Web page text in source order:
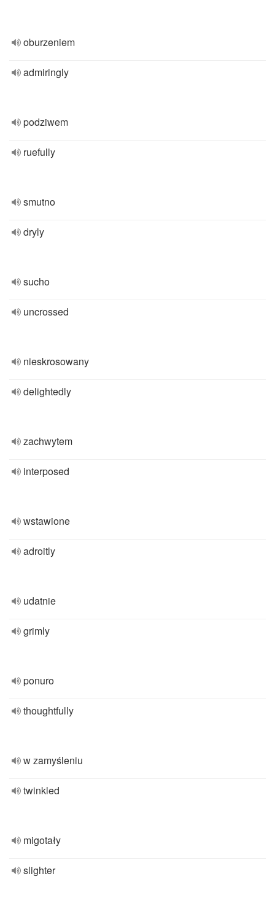
oburzeniem
admiringly
podziwem
ruefully
smutno
dryly
sucho
uncrossed
nieskrosowany
delightedly
zachwytem
interposed
wstawione
adroitly
udatnie
grimly
ponuro
thoughtfully
w zamyśleniu
twinkled
migotały
slighter